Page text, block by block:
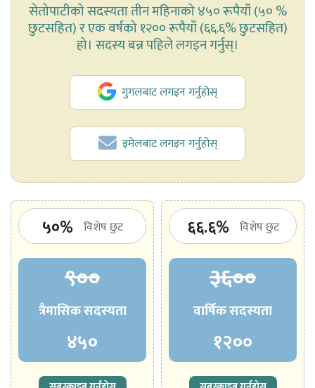
सेतोपाटीको सदस्यता तीन महिनाको ४५० रूपैयाँ (५० %
छुटसहित) र एक वर्षको १२०० रूपैयाँ (६६.६% छुटसहित)
हो। सदस्य बन्न पहिले लगइन गर्नुस्।
गुगलबाट लगइन गर्नुहोस्
इमेलबाट लगइन गर्नुहोस्
५०% विशेष छुट
९००
त्रैमासिक सदस्यता
४५०
६६.६% विशेष छुट
३६००
वार्षिक सदस्यता
१२००